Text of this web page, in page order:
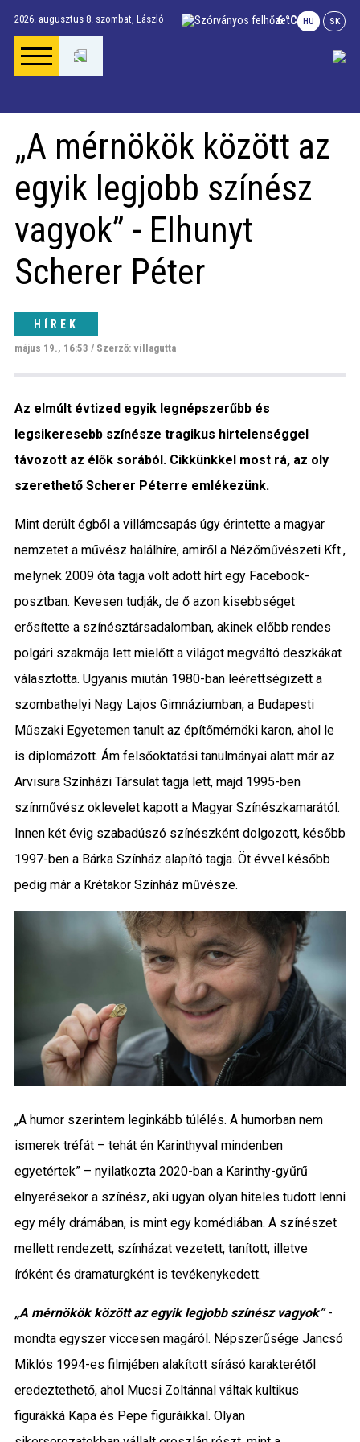
Vállalkozások és
szolgáltatások
Riport
Közigazgatás
Kultúra
Gyereksarok
PR
Kapcsolat
2026. augusztus 8. szombat, László 6 °C HU SK
„A mérnökök között az
egyik legjobb színész
vagyok” - Elhunyt
Scherer Péter
HÍREK
május 19., 16:53 / Szerző: villagutta
Az elmúlt évtized egyik legnépszerűbb és
legsikeresebb színésze tragikus hirtelenséggel
távozott az élők sorából. Cikkünkkel most rá, az oly
szerethető Scherer Péterre emlékezünk.
Mint derült égből a villámcsapás úgy érintette a magyar
nemzetet a művész halálhíre, amiről a Nézőművészeti Kft.,
melynek 2009 óta tagja volt adott hírt egy Facebook-
posztban. Kevesen tudják, de ő azon kisebbséget
erősítette a színésztársadalomban, akinek előbb rendes
polgári szakmája lett mielőtt a világot megváltó deszkákat
választotta. Ugyanis miután 1980-ban leérettségizett a
szombathelyi Nagy Lajos Gimnáziumban, a Budapesti
Műszaki Egyetemen tanult az építőmérnöki karon, ahol le
is diplomázott. Ám felsőoktatási tanulmányai alatt már az
Arvisura Színházi Társulat tagja lett, majd 1995-ben
színművész oklevelet kapott a Magyar Színészkamarától.
Innen két évig szabadúszó színészként dolgozott, később
1997-ben a Bárka Színház alapító tagja. Öt évvel később
pedig már a Krétakör Színház művésze.
„A humor szerintem leginkább túlélés. A humorban nem
ismerek tréfát – tehát én Karinthyval mindenben
egyetértek” – nyilatkozta 2020-ban a Karinthy-gyűrű
elnyerésekor a színész, aki ugyan olyan hiteles tudott lenni
egy mély drámában, is mint egy komédiában. A színészet
mellett rendezett, színházat vezetett, tanított, illetve
íróként és dramaturgként is tevékenykedett.
„A mérnökök között az egyik legjobb színész vagyok”-
mondta egyszer viccesen magáról. Népszerűsége Jancsó
Miklós 1994-es filmjében alakított sírásó karakterétől
eredeztethető, ahol Mucsi Zoltánnal váltak kultikus
figurákká Kapa és Pepe figuráikkal. Olyan